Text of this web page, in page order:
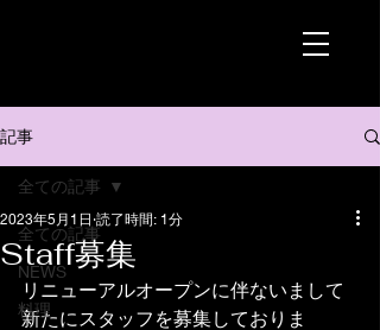
記事
全ての記事
NEWS
料理
全ての記事
Staff募集
2023年5月1日 読了時間: 1分
リニューアルオープンに伴ないまして
新たにスタッフを募集しておりま